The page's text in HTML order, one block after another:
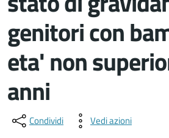
genitori con
eta' non
anni
Dettagli del
Condividi Vedi azioni